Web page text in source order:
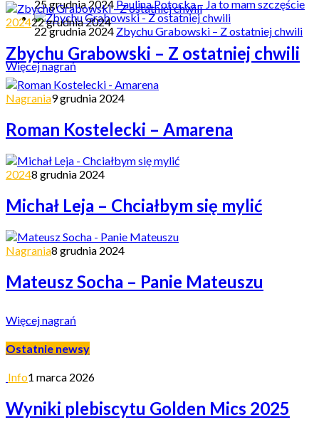
25 grudnia 2024 Paulina Potocka – Ja to mam szczęście
22 grudnia 2024 Zbychu Grabowski – Z ostatniej chwili
Więcej nagrań
202422 grudnia 2024
Zbychu Grabowski – Z ostatniej chwili
Nagrania9 grudnia 2024
Roman Kostelecki – Amarena
20248 grudnia 2024
Michał Leja – Chciałbym się mylić
Nagrania8 grudnia 2024
Mateusz Socha – Panie Mateuszu
Więcej nagrań
Ostatnie newsy
Info1 marca 2026
Wyniki plebiscytu Golden Mics 2025